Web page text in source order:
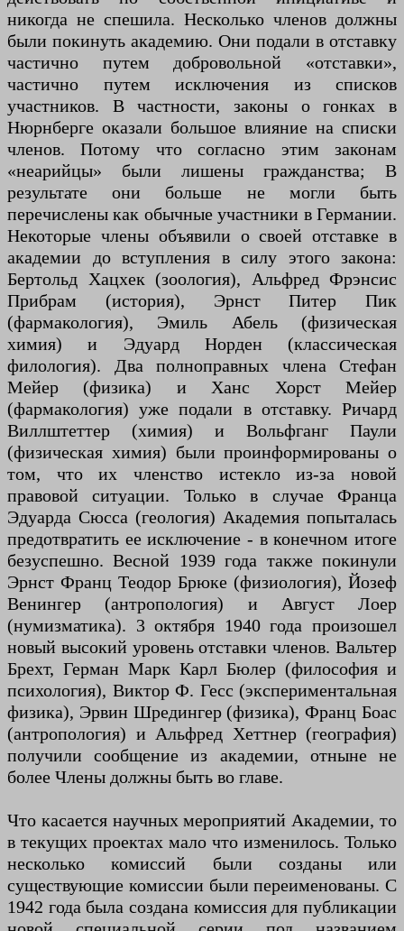
никогда не спешила. Несколько членов должны
были покинуть академию. Они подали в отставку
частично путем добровольной «отставки»,
частично путем исключения из списков
участников. В частности, законы о гонках в
Нюрнберге оказали большое влияние на списки
членов. Потому что согласно этим законам
«неарийцы» были лишены гражданства; В
результате они больше не могли быть
перечислены как обычные участники в Германии.
Некоторые члены объявили о своей отставке в
академии до вступления в силу этого закона:
Бертольд Хацхек (зоология), Альфред Фрэнсис
Прибрам (история), Эрнст Питер Пик
(фармакология), Эмиль Абель (физическая
химия) и Эдуард Норден (классическая
филология). Два полноправных члена Стефан
Мейер (физика) и Ханс Хорст Мейер
(фармакология) уже подали в отставку. Ричард
Виллштеттер (химия) и Вольфганг Паули
(физическая химия) были проинформированы о
том, что их членство истекло из-за новой
правовой ситуации. Только в случае Франца
Эдуарда Сюсса (геология) Академия попыталась
предотвратить ее исключение - в конечном итоге
безуспешно. Весной 1939 года также покинули
Эрнст Франц Теодор Брюке (физиология), Йозеф
Венингер (антропология) и Август Лоер
(нумизматика). 3 октября 1940 года произошел
новый высокий уровень отставки членов. Вальтер
Брехт, Герман Марк Карл Бюлер (философия и
психология), Виктор Ф. Гесс (экспериментальная
физика), Эрвин Шредингер (физика), Франц Боас
(антропология) и Альфред Хеттнер (география)
получили сообщение из академии, отныне не
более Члены должны быть во главе.
Что касается научных мероприятий Академии, то
в текущих проектах мало что изменилось. Только
несколько комиссий были созданы или
существующие комиссии были переименованы. С
1942 года была создана комиссия для публикации